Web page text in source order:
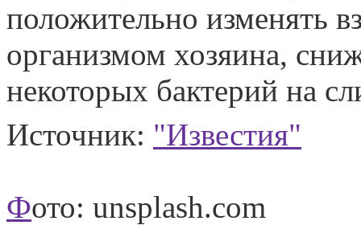
положительно изменять
организмом хозяина,
некоторых бактерий на
Источник: "Известия"
Фото: unsplash.com